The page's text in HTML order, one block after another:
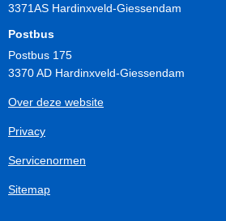
3371AS Hardinxveld-Giessendam
Postbus
Postbus 175
3370 AD Hardinxveld-Giessendam
Over deze website
Privacy
Servicenormen
Sitemap